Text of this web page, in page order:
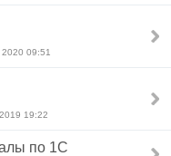
09:51
19:22
по 1С